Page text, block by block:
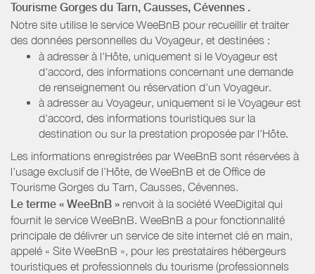
Tourisme Gorges du Tarn, Causses, Cévennes .
Notre site utilise le service WeeBnB pour recueillir et traiter
des données personnelles du Voyageur, et destinées :
à adresser à l'Hôte, uniquement si le Voyageur est
d'accord, des informations concernant une demande
de renseignement ou réservation d'un Voyageur.
à adresser au Voyageur, uniquement si le Voyageur est
d'accord, des informations touristiques sur la
destination ou sur la prestation proposée par l'Hôte.
Les informations enregistrées par WeeBnB sont réservées à
l’usage exclusif de l’Hôte, de WeeBnB et de Office de
Tourisme Gorges du Tarn, Causses, Cévennes.
Le terme « WeeBnB » renvoit à la société WeeDigital qui
fournit le service WeeBnB. WeeBnB a pour fonctionnalité
principale de délivrer un service de site internet clé en main,
appelé « Site WeeBnB », pour les prestataires hébergeurs
touristiques et professionnels du tourisme (professionnels